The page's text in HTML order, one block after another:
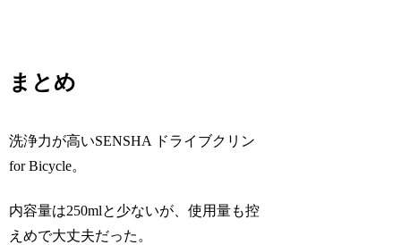
まとめ
洗浄力が高いSENSHA ドライブクリン
for Bicycle。
内容量は250mlと少ないが、使用量も控
えめで大丈夫だった。